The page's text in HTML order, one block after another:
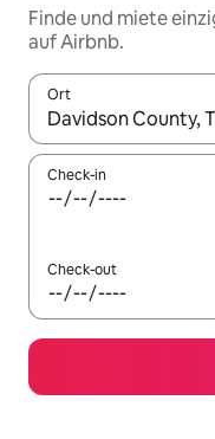
Finde und miete
auf Airbnb.
Ort
Wenn Ergebnisse
Check-in
Check-out